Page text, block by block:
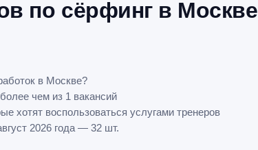
по сёрфинг в Москве
в Москве?
чем из 1 вакансий
хотят воспользоваться услугами тренеров
2026 года — 32 шт.